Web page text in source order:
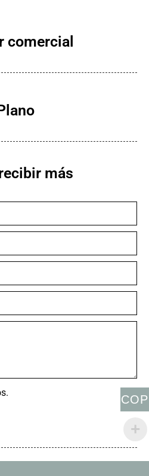
más
comercial
COP